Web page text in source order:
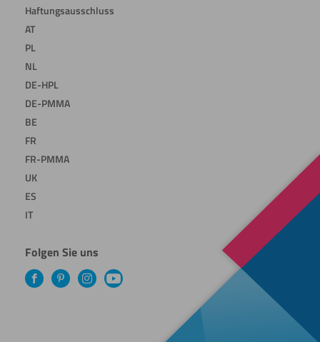
Haftungsausschluss
AT
PL
NL
DE-HPL
DE-PMMA
BE
FR
FR-PMMA
UK
ES
IT
Folgen Sie uns
FacebookPinterestInstagramYouTube